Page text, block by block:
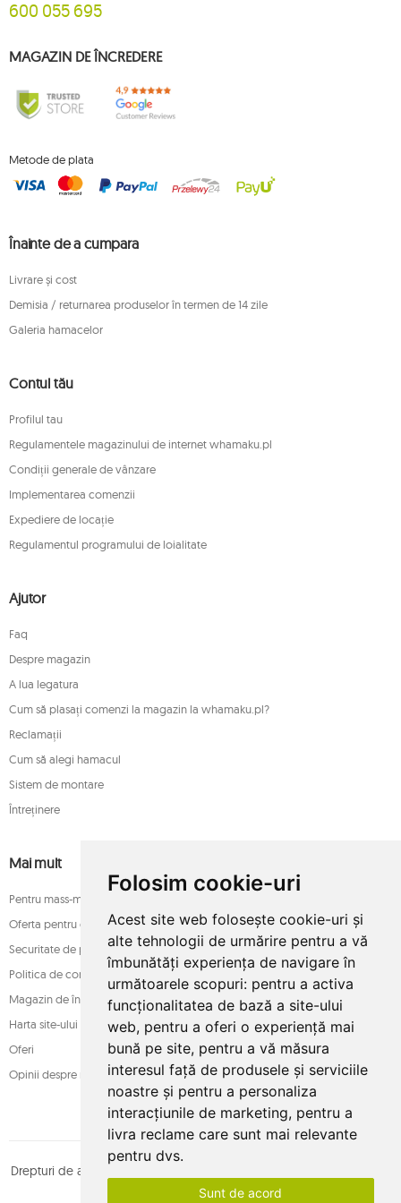
Folosim cookie-uri
Acest site web folosește cookie-uri și
alte tehnologii de urmărire pentru a vă
îmbunătăți experiența de navigare în
următoarele scopuri: pentru a activa
funcționalitatea de bază a site-ului
web, pentru a oferi o experiență mai
bună pe site, pentru a vă măsura
interesul față de produsele și serviciile
noastre și pentru a personaliza
interacțiunile de marketing, pentru a
livra reclame care sunt mai relevante
pentru dvs.
Sunt de acord
600 055 695
MAGAZIN DE ÎNCREDERE
Metode de plata
Înainte de a cumpara
Livrare și cost
Demisia / returnarea produselor în termen de 14 zile
Galeria hamacelor
Contul tău
Profilul tau
Regulamentele magazinului de internet whamaku.pl
Condiții generale de vânzare
Implementarea comenzii
Expediere de locație
Regulamentul programului de loialitate
Ajutor
Faq
Despre magazin
A lua legatura
Cum să plasați comenzi la magazin la whamaku.pl?
Reclamații
Cum să alegi hamacul
Sistem de montare
Întreținere
Mai mult
Pentru mass-media
Oferta pentru companii
Securitate de plată
Politica de confidențialitate
Magazin de încredere
Harta site-ului
Oferi
Opinii despre magazin
Drepturi de autor © whamaku.pl. Toate drepturile rezervate. Proiectat
MOUTON interactive